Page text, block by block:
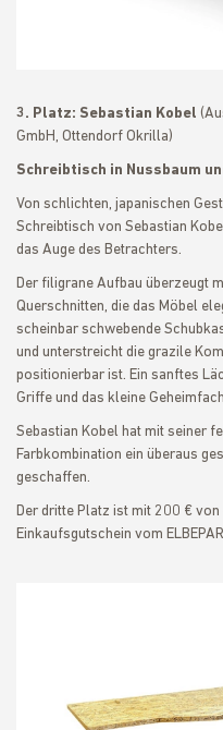
3. Platz: Sebastian Kobel
GmbH, Ottendorf Okrilla)
Schreibtisch in Nussbaum
Von schlichten, japanischen
Schreibtisch von Sebastian
das Auge des Betrachters.
Der filigrane Aufbau überzeugt
Querschnitten, die das Möbel
scheinbar schwebende
und unterstreicht die grazile
positionierbar ist. Ein sanftes
Griffe und das kleine
Sebastian Kobel hat mit seiner
Farbkombination ein überaus
geschaffen.
Der dritte Platz ist mit 200 €
Einkaufsgutschein vom